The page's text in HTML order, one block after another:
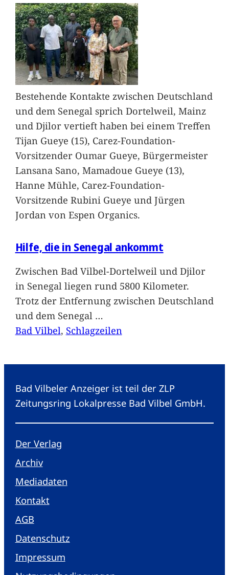
Bestehende Kontakte zwischen Deutschland
und dem Senegal sprich Dortelweil, Mainz
und Djilor vertieft haben bei einem Treffen
Tijan Gueye (15), Carez-Foundation-
Vorsitzender Oumar Gueye, Bürgermeister
Lansana Sano, Mamadoue Gueye (13),
Hanne Mühle, Carez-Foundation-
Vorsitzende Rubini Gueye und Jürgen
Jordan von Espen Organics.
Hilfe, die in Senegal ankommt
Zwischen Bad Vilbel-Dortelweil und Djilor
in Senegal liegen rund 5800 Kilometer.
Trotz der Entfernung zwischen Deutschland
und dem Senegal …
Bad Vilbel, Schlagzeilen
Bad Vilbeler Anzeiger ist teil der ZLP
Zeitungsring Lokalpresse Bad Vilbel GmbH.
Der Verlag
Archiv
Mediadaten
Kontakt
AGB
Datenschutz
Impressum